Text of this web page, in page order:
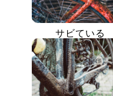
サビている